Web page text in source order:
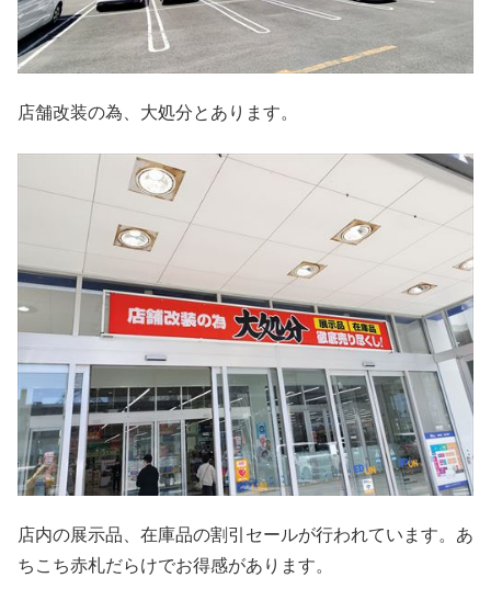
店舗改装の為、大処分とあります。
店内の展示品、在庫品の割引セールが行われています。あ
ちこち赤札だらけでお得感があります。